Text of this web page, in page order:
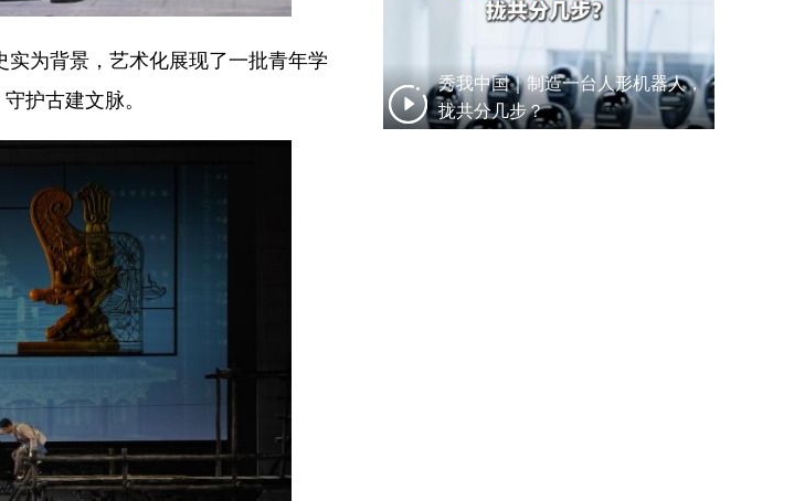
为背景，艺术化展现了一批青年学
护古建文脉。
秀我中国｜制造一台人形机器人，
拢共分几步？